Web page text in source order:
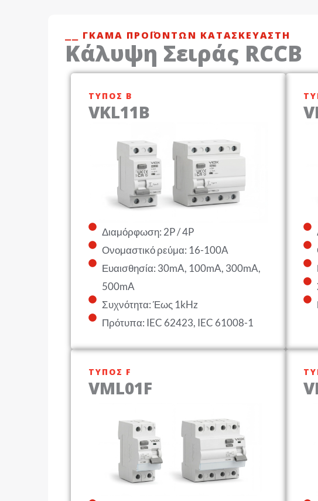
⎯⎯ ΓΚΆΜΑ ΠΡΟΪΌΝΤΩΝ ΚΑΤΑΣΚΕΥΑΣΤΉ
Κάλυψη Σειράς RCCB
ΤΎΠΟΣ Β
VKL11B
Διαμόρφωση: 2P / 4P
Ονομαστικό ρεύμα: 16-100A
Ευαισθησία: 30mA, 100mA, 300mA,
500mA
Συχνότητα: Έως 1kHz
Πρότυπα: IEC 62423, IEC 61008-1
ΤΎΠΟΣ F
VML01F